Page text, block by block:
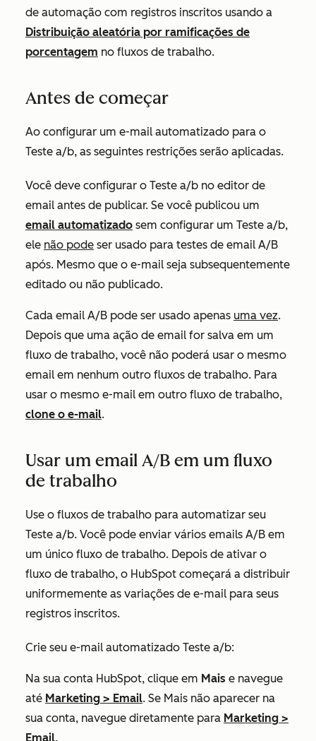
de automação com registros inscritos usando a
Distribuição aleatória por ramificações de
porcentagem no fluxos de trabalho.
Antes de começar
Ao configurar um e-mail automatizado para o
Teste a/b, as seguintes restrições serão aplicadas.
Você deve configurar o Teste a/b no editor de
email antes de publicar. Se você publicou um
email automatizado sem configurar um Teste a/b,
ele não pode ser usado para testes de email A/B
após. Mesmo que o e-mail seja subsequentemente
editado ou não publicado.
Cada email A/B pode ser usado apenas uma vez.
Depois que uma ação de email for salva em um
fluxo de trabalho, você não poderá usar o mesmo
email em nenhum outro fluxos de trabalho. Para
usar o mesmo e-mail em outro fluxo de trabalho,
clone o e-mail.
Usar um email A/B em um fluxo
de trabalho
Use o fluxos de trabalho para automatizar seu
Teste a/b. Você pode enviar vários emails A/B em
um único fluxo de trabalho. Depois de ativar o
fluxo de trabalho, o HubSpot começará a distribuir
uniformemente as variações de e-mail para seus
registros inscritos.
Crie seu e-mail automatizado Teste a/b:
Na sua conta HubSpot, clique em Mais e navegue
até Marketing > Email. Se Mais não aparecer na
sua conta, navegue diretamente para Marketing >
Email.